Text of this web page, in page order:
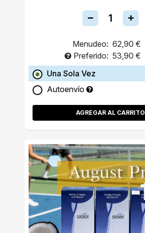
Menudeo: 62,90 €
Preferido: 53,90 €
Una Sola Vez
Autoenvío
AGREGAR AL CARRITO